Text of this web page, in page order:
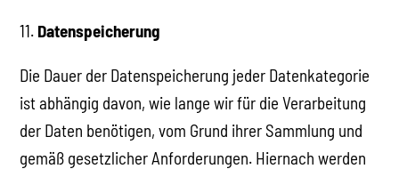
11. Datenspeicherung
Die Dauer der Datenspeicherung jeder Datenkategorie
ist abhängig davon, wie lange wir für die Verarbeitung
der Daten benötigen, vom Grund ihrer Sammlung und
gemäß gesetzlicher Anforderungen. Hiernach werden